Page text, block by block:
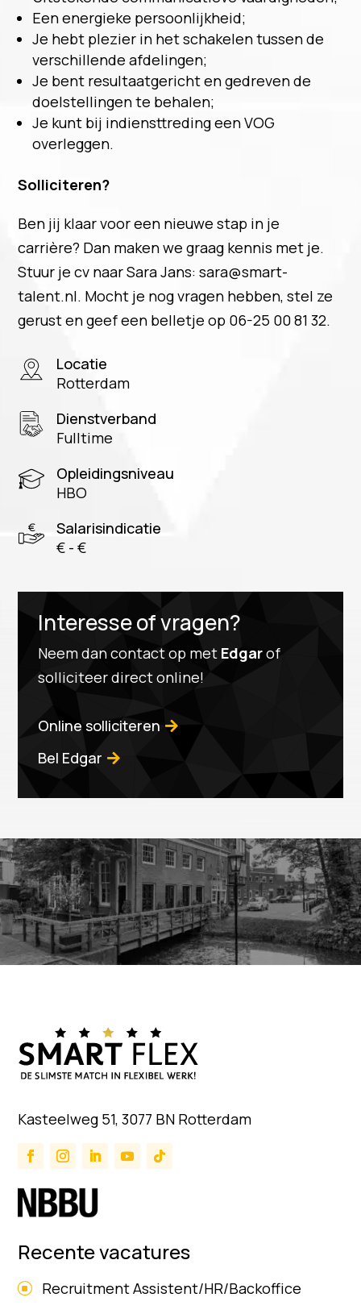
Een energieke persoonlijkheid;
Je hebt plezier in het schakelen tussen de
verschillende afdelingen;
Je bent resultaatgericht en gedreven de
doelstellingen te behalen;
Je kunt bij indiensttreding een VOG
overleggen.
Solliciteren?
Ben jij klaar voor een nieuwe stap in je
carrière? Dan maken we graag kennis met je.
Stuur je cv naar Sara Jans: sara@smart-
talent.nl. Mocht je nog vragen hebben, stel ze
gerust en geef een belletje op 06-25 00 81 32.
Locatie
Rotterdam
Dienstverband
Fulltime
Opleidingsniveau
HBO
Salarisindicatie
€ - €
Interesse of vragen?
Neem dan contact op met Edgarof
solliciteer direct online!
Online solliciteren
Bel Edgar
Kasteelweg 51, 3077 BN Rotterdam
Recente vacatures
Recruitment Assistent/HR/Backoffice